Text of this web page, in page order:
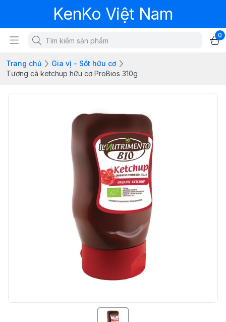
KenKo Việt Nam
0
Trang chủ
Gia vị - Sốt hữu cơ
Tương cà ketchup hữu cơ ProBios 310g